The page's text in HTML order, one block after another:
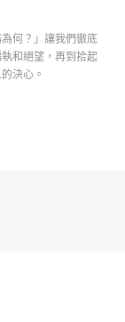
何？」讓我們徹底
和絕望，再到拾起
決心。